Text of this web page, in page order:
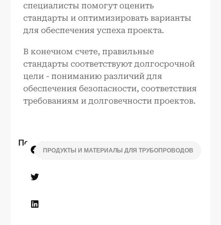
специалисты помогут оценить
стандарты и оптимизировать варианты
для обеспечения успеха проекта.
В конечном счете, правильные
стандарты соответствуют долгосрочной
цели - пониманию различий для
обеспечения безопасности, соответствия
требованиям и долговечности проектов.
Поделиться:
ПРОДУКТЫ И МАТЕРИАЛЫ ДЛЯ ТРУБОПРОВОДОВ